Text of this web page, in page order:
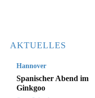
AKTUELLES
Hannover
Spanischer Abend im
Ginkgoo